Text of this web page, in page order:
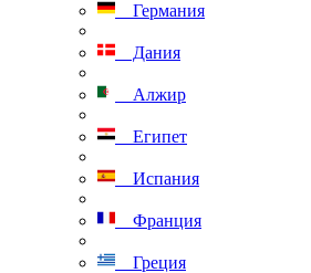
Германия
Дания
Алжир
Египет
Испания
Франция
Греция